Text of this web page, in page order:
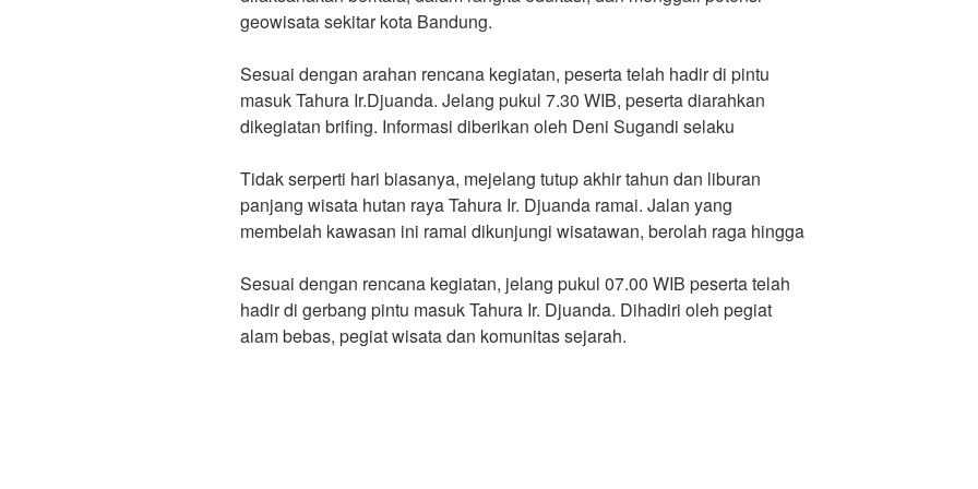
geowisata sekitar kota Bandung.
Sesuai dengan arahan rencana kegiatan, peserta telah hadir di pintu
masuk Tahura Ir.Djuanda. Jelang pukul 7.30 WIB, peserta diarahkan
dikegiatan brifing. Informasi diberikan oleh Deni Sugandi selaku
Tidak serperti hari biasanya, mejelang tutup akhir tahun dan liburan
panjang wisata hutan raya Tahura Ir. Djuanda ramai. Jalan yang
membelah kawasan ini ramai dikunjungi wisatawan, berolah raga hingga
Sesuai dengan rencana kegiatan, jelang pukul 07.00 WIB peserta telah
hadir di gerbang pintu masuk Tahura Ir. Djuanda. Dihadiri oleh pegiat
alam bebas, pegiat wisata dan komunitas sejarah.